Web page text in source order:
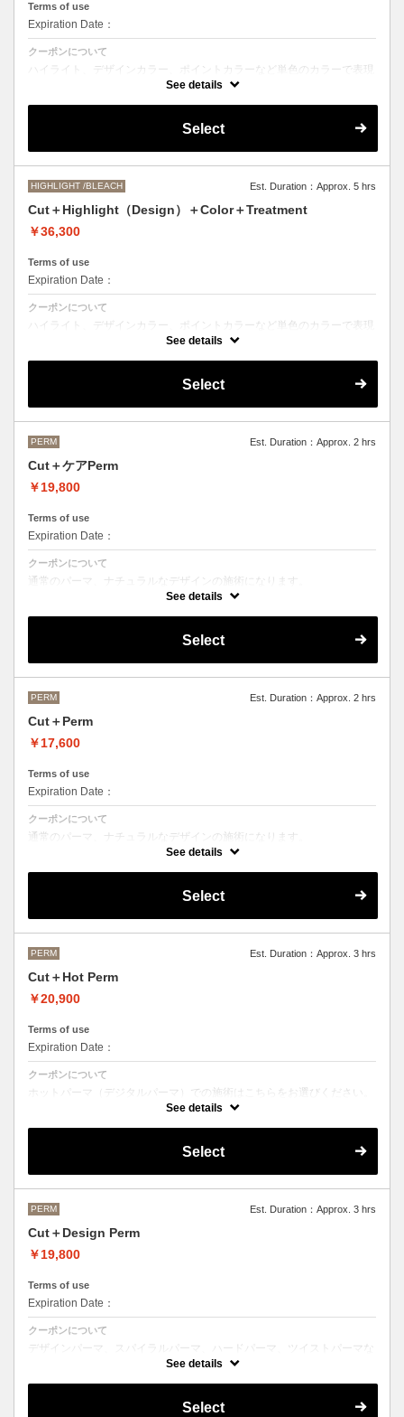
Terms of use
Expiration Date：
クーポンについて
ハイライト、デザインカラー、ポイントカラーなど単色のカラーで表現
できないデザインをご希望の方はこちらのメニューをお選びください。
●ご希望の色やカラー履歴、デザインによっては１度のブリーチでは表
施術時間、料金が前後する場合がございます。
M ¥＋1100 L¥＋1650 LL¥＋2200
See details
Select
HIGHLIGHT /BLEACH Est. Duration：Approx. 5 hrs
Cut＋Highlight（Design）＋Color＋Treatment
￥36,300
Terms of use
Expiration Date：
クーポンについて
ハイライト、デザインカラー、ポイントカラーなど単色のカラーで表現
できないデザインをご希望の方はこちらのメニューをお選びください。
Aujuaシステムトリートメントを使った４ステップトリートメント＋マ
●トリートメントは髪質に合わせてご提案させていただいておりますの
●ご希望の色やカラー履歴、デザインによっては１度のブリーチでは表
現できない場合もございます。
●髪の長さにより別途ロング料金を頂戴いたします。
See details
Select
PERM Est. Duration：Approx. 2 hrs
Cut＋ケアPerm
￥19,800
Terms of use
Expiration Date：
クーポンについて
通常のパーマ、ナチュラルなデザインの施術になります。
カット＋パーマ（税込17,600円）＋OLAPLEX（税込2,200円）
OLAPLEXを使うことでダメージを軽減させ、髪にツヤ、はりを与えま
などをご希望の方は、最終受付時間が変わるため別途メニューがござい
ますのでそちらの選択をお願いしております。
せ。
M ¥＋1100 L¥＋1650 LL¥＋2200
See details
Select
PERM Est. Duration：Approx. 2 hrs
Cut＋Perm
￥17,600
Terms of use
Expiration Date：
クーポンについて
通常のパーマ、ナチュラルなデザインの施術になります。
などをご希望の方は、最終受付時間が変わるため別途メニューがござい
●ご不明な点がある場合お手数ですが、お電話にてご確認くださいま
●髪の長さにより別途ロング料金を頂戴いたします。
M ¥＋1100 L¥＋1650 LL¥＋2200
See details
Select
PERM Est. Duration：Approx. 3 hrs
Cut＋Hot Perm
￥20,900
Terms of use
Expiration Date：
クーポンについて
ホットパーマ（デジタルパーマ）での施術はこちらをお選びください。
手数ですがお電話にてご確認くださいませ。
M ¥＋1100 L¥＋1650 LL¥＋2200
See details
Select
PERM Est. Duration：Approx. 3 hrs
Cut＋Design Perm
￥19,800
Terms of use
Expiration Date：
クーポンについて
デザインパーマ、スパイラルパーマ、ハードパーマ、ツイストパーマな
どをご希望の方はこちらのメニューをご選択ください。
●パーマはデザインによって施術時間、料金が前後する場合がございま
●髪の長さにより別途ロング料金を頂戴いたします。
See details
Select